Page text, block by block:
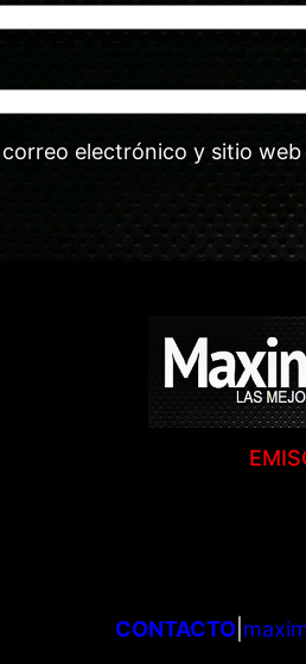
electrónico y sitio
CONTACTO|